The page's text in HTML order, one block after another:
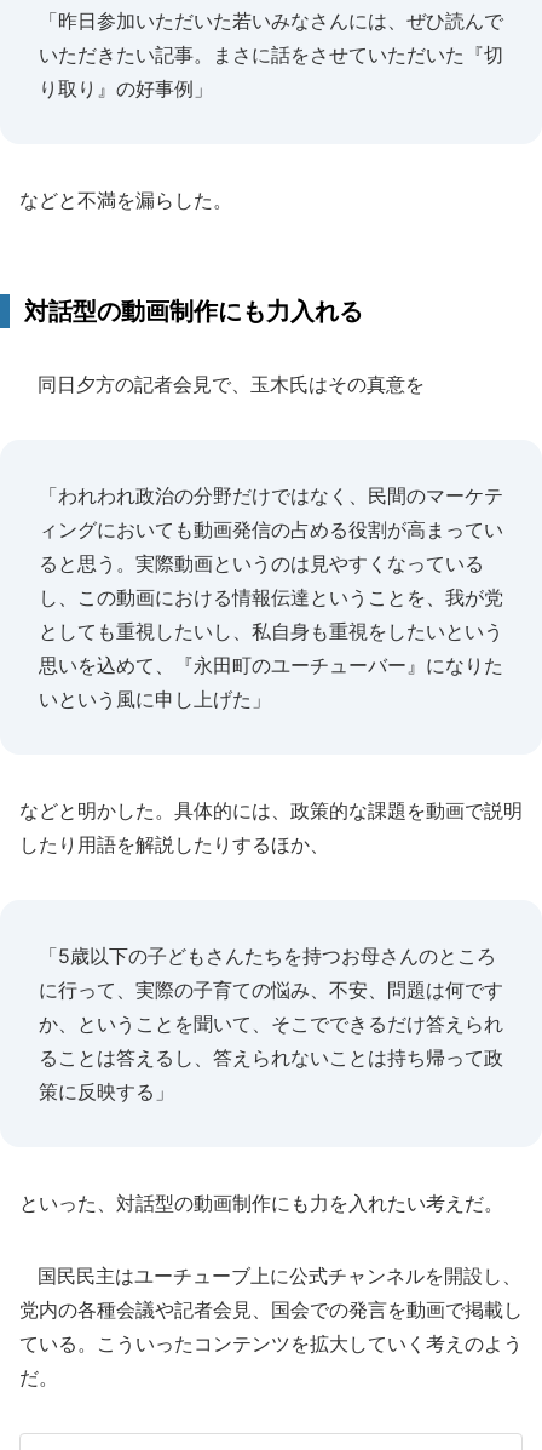
「昨日参加いただいた若いみなさんには、ぜひ読んで
いただきたい記事。まさに話をさせていただいた『切
り取り』の好事例」
などと不満を漏らした。
対話型の動画制作にも力入れる
同日夕方の記者会見で、玉木氏はその真意を
「われわれ政治の分野だけではなく、民間のマーケテ
ィングにおいても動画発信の占める役割が高まってい
ると思う。実際動画というのは見やすくなっている
し、この動画における情報伝達ということを、我が党
としても重視したいし、私自身も重視をしたいという
思いを込めて、『永田町のユーチューバー』になりた
いという風に申し上げた」
などと明かした。具体的には、政策的な課題を動画で説明
したり用語を解説したりするほか、
「5歳以下の子どもさんたちを持つお母さんのところ
に行って、実際の子育ての悩み、不安、問題は何です
か、ということを聞いて、そこでできるだけ答えられ
ることは答えるし、答えられないことは持ち帰って政
策に反映する」
といった、対話型の動画制作にも力を入れたい考えだ。
国民民主はユーチューブ上に公式チャンネルを開設し、
党内の各種会議や記者会見、国会での発言を動画で掲載し
ている。こういったコンテンツを拡大していく考えのよう
だ。